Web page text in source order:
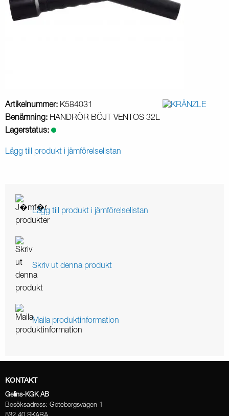
Artikelnummer: K584031
Benämning: HANDRÖR BÖJT VENTOS 32L
Lagerstatus:
Lägg till produkt i jämförelselistan
Lägg till produkt i jämförelselistan
Skriv ut denna produkt
Maila produktinformation
KONTAKT
Gelins-KGK AB
Besöksadress: Göteborgsvägen 1